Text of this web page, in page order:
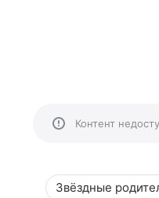
Контент
Звёздные